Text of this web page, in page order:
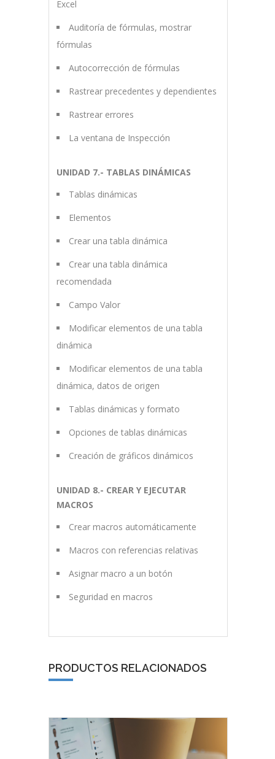
Excel
Auditoría de fórmulas, mostrar
fórmulas
Autocorrección de fórmulas
Rastrear precedentes y dependientes
Rastrear errores
La ventana de Inspección
UNIDAD 7.- TABLAS DINÁMICAS
Tablas dinámicas
Elementos
Crear una tabla dinámica
Crear una tabla dinámica
recomendada
Campo Valor
Modificar elementos de una tabla
dinámica
Modificar elementos de una tabla
dinámica, datos de origen
Tablas dinámicas y formato
Opciones de tablas dinámicas
Creación de gráficos dinámicos
UNIDAD 8.- CREAR Y EJECUTAR
MACROS
Crear macros automáticamente
Macros con referencias relativas
Asignar macro a un botón
Seguridad en macros
PRODUCTOS RELACIONADOS